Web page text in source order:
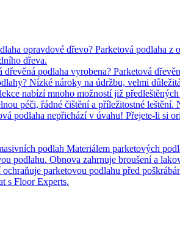
opravdové dřevo? Parketová podlaha
dřeva.
dřevěná podlaha vyrobena? Parketová
Nízké nároky na údržbu, velmi
nabízí mnoho možností již
péči, řádné čištění a příležitostné
podlaha nepřichází v úvahu! Přejete-li si
podlah Materiálem parketových
podlahu. Obnova zahrnuje broušení a
parketovou podlahu před
s Floor Experts.